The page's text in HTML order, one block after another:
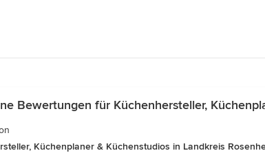
Bewertungen für Küchenhersteller,
Küchenplaner & Küchenstudios in Landkreis